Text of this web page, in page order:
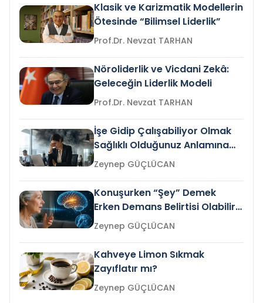
Klasik ve Karizmatik Modellerin
Ötesinde “Bilimsel Liderlik”
Prof.Dr. Nevzat TARHAN
Nöroliderlik ve Vicdani Zekâ:
Geleceğin Liderlik Modeli
Prof.Dr. Nevzat TARHAN
İşe Gidip Çalışabiliyor Olmak
Sağlıklı Olduğunuz Anlamına
Gelir mi?Zeynep GÜÇLÜCAN
Konuşurken “Şey” Demek
Erken Demans Belirtisi Olabilir
mi?
Zeynep GÜÇLÜCAN
Kahveye Limon Sıkmak
Zayıflatır mı?
Zeynep GÜÇLÜCAN